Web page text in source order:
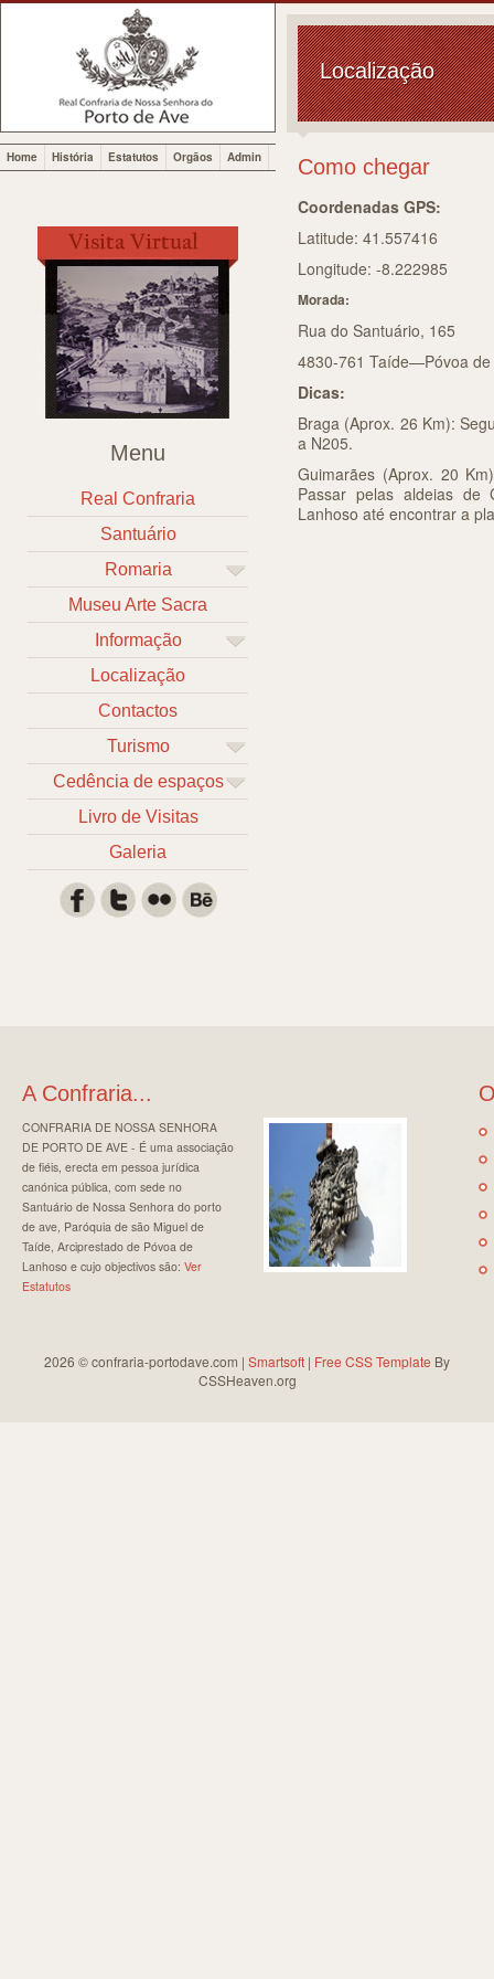
Home História Estatutos Orgãos Admin
Menu
Real Confraria
Santuário
Romaria
Museu Arte Sacra
Informação
Localização
Contactos
Turismo
Cedência de espaços
Livro de Visitas
Galeria
Localização
Como chegar
Coordenadas GPS:
Latitude: 41.557416
Longitude: -8.222985
Morada:
Rua do Santuário, 165
4830-761 Taíde—Póvoa de
Dicas:
Braga (Aprox. 26 Km):
a N205.
Guimarães (Aprox. 20
Passar pelas aldeias
Lanhoso até encontrar a
A Confraria...
CONFRARIA DE NOSSA SENHORA
DE PORTO DE AVE - É uma associação
de fiéis, erecta em pessoa jurídica
canónica pública, com sede no
Santuário de Nossa Senhora do porto
de ave, Paróquia de são Miguel de
Taíde, Arciprestado de Póvoa de
Lanhoso e cujo objectivos são: Ver
Estatutos
2026 © confraria-portodave.com | Smartsoft | Free CSS Template By
CSSHeaven.org